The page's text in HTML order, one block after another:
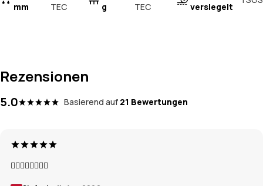
mm
TEC
g
TEC
versiegelt
Rezensionen
5.0 Basierend auf 21 Bewertungen
👍🏼👍🏼👍🏼👍🏼